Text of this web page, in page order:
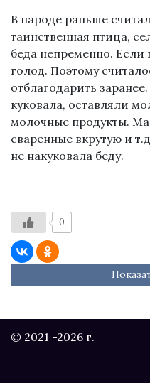
В народе раньше
таинственная птица,
беда непременно. Если
голод. Поэтому
отблагодарить
куковала, оставляли
молочные продукты.
сваренные вкрутую и
не накуковала беду.
0
© 2021 -2026 г.